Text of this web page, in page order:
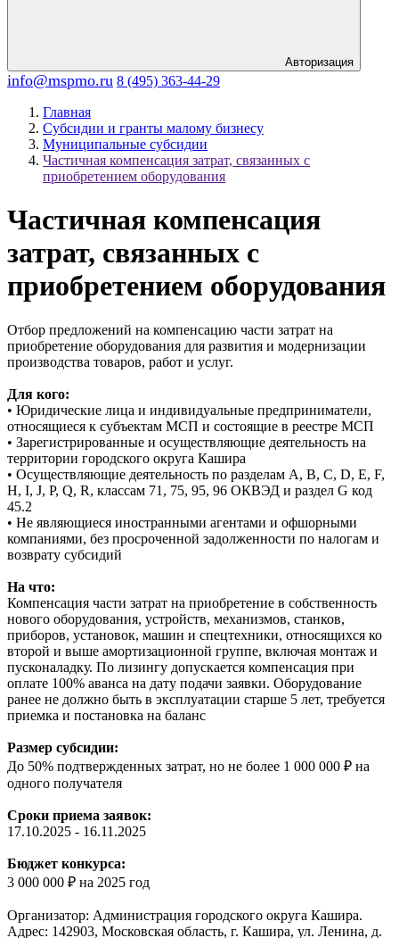
Авторизация
info@mspmo.ru 8 (495) 363-44-29
Главная
Субсидии и гранты малому бизнесу
Муниципальные субсидии
Частичная компенсация затрат, связанных с
приобретением оборудования
Частичная компенсация
затрат, связанных с
приобретением оборудования
Отбор предложений на компенсацию части затрат на
приобретение оборудования для развития и модернизации
производства товаров, работ и услуг.
Для кого:
• Юридические лица и индивидуальные предприниматели,
относящиеся к субъектам МСП и состоящие в реестре МСП
• Зарегистрированные и осуществляющие деятельность на
территории городского округа Кашира
• Осуществляющие деятельность по разделам A, B, C, D, E, F,
H, I, J, P, Q, R, классам 71, 75, 95, 96 ОКВЭД и раздел G код
45.2
• Не являющиеся иностранными агентами и офшорными
компаниями, без просроченной задолженности по налогам и
возврату субсидий
На что:
Компенсация части затрат на приобретение в собственность
нового оборудования, устройств, механизмов, станков,
приборов, установок, машин и спецтехники, относящихся ко
второй и выше амортизационной группе, включая монтаж и
пусконаладку. По лизингу допускается компенсация при
оплате 100% аванса на дату подачи заявки. Оборудование
ранее не должно быть в эксплуатации старше 5 лет, требуется
приемка и постановка на баланс
Размер субсидии:
До 50% подтвержденных затрат, но не более 1 000 000 ₽ на
одного получателя
Сроки приема заявок:
17.10.2025 - 16.11.2025
Бюджет конкурса:
3 000 000 ₽ на 2025 год
Организатор: Администрация городского округа Кашира.
Адрес: 142903, Московская область, г. Кашира, ул. Ленина, д.